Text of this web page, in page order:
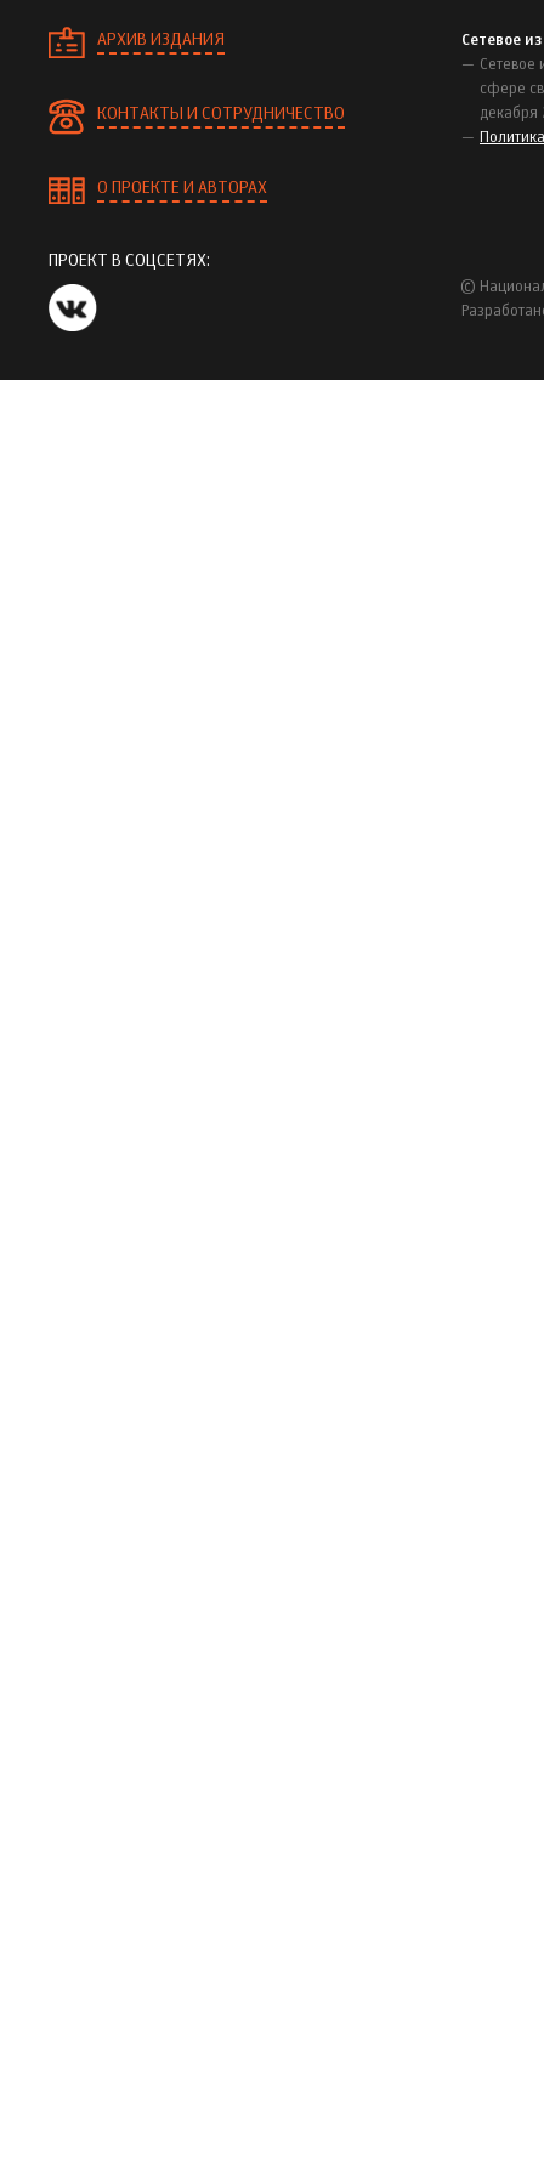
АРХИВ ИЗДАНИЯ
КОНТАКТЫ И СОТРУДНИЧЕСТВО
О ПРОЕКТЕ И АВТОРАХ
Сетевое
Сетевое
сфере
декабря
ПРОЕКТ В СОЦСЕТЯХ:
©